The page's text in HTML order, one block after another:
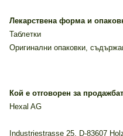
Лекарствена форма и
Таблетки
Оригинални опаковки,
Кой е отговорен за
Hexal AG
Industriestrasse 25, D-83607